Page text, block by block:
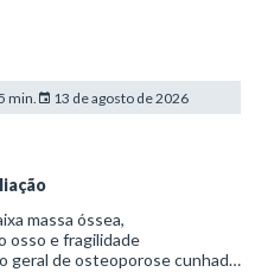
min. 13 de agosto de 2026
massa óssea,
osso e fragilidade
geral de osteoporose cunhada